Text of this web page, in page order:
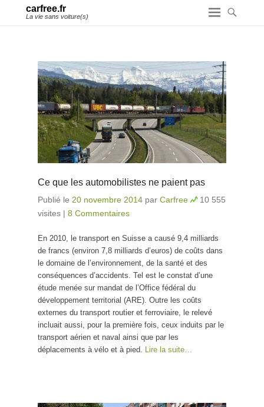
carfree.fr
La vie sans voiture(s)
Ce que les automobilistes ne paient pas
Publié le 20 novembre 2014 par Carfree
10 555
visites | 8 Commentaires
En 2010, le transport en Suisse a causé 9,4 milliards
de francs (environ 7,8 milliards d’euros) de coûts dans
le domaine de l’environnement, de la santé et des
conséquences d’accidents. Tel est le constat d’une
étude menée sur mandat de l’Office fédéral du
développement territorial (ARE). Outre les coûts
externes du transport routier et ferroviaire, le relevé
incluait aussi, pour la première fois, ceux induits par le
transport aérien et naval ainsi que par les
déplacements à vélo et à pied.
Lire la suite…